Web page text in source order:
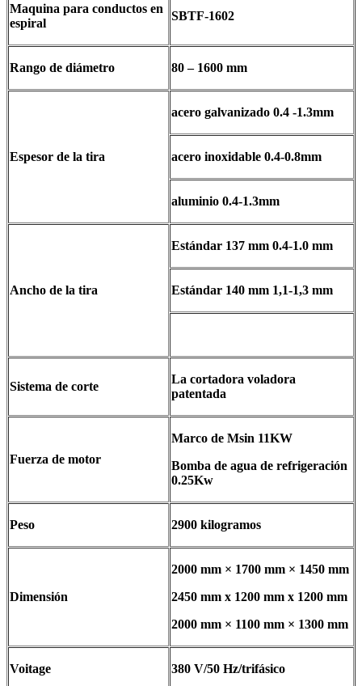
Maquina para conductos en
espiral
SBTF-1602
Rango de diámetro 80 – 1600 mm
Espesor de la tira
acero galvanizado 0.4 -1.3mm
acero inoxidable 0.4-0.8mm
aluminio 0.4-1.3mm
Ancho de la tira
Estándar 137 mm 0.4-1.0 mm
Estándar 140 mm 1,1-1,3 mm
Sistema de corte
La cortadora voladora
patentada
Fuerza de motor
Marco de Msin 11KW
Bomba de agua de refrigeración
0.25Kw
Peso 2900 kilogramos
Dimensión
2000 mm × 1700 mm × 1450 mm
2450 mm x 1200 mm x 1200 mm
2000 mm × 1100 mm × 1300 mm
Voitage 380 V/50 Hz/trifásico